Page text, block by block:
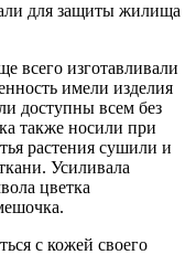
для защиты жилища
всего изготавливали
имели изделия
доступны всем без
также носили при
растения сушили и
Усиливала
цветка
с кожей своего